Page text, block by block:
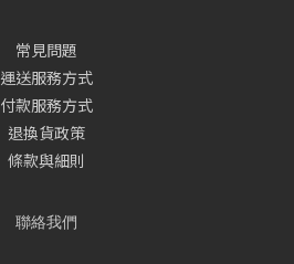
常見問題
運送服務方式
付款服務方式
退換貨政策
條款與細則
聯絡我們